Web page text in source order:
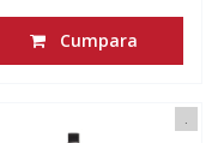
Cumpara
.